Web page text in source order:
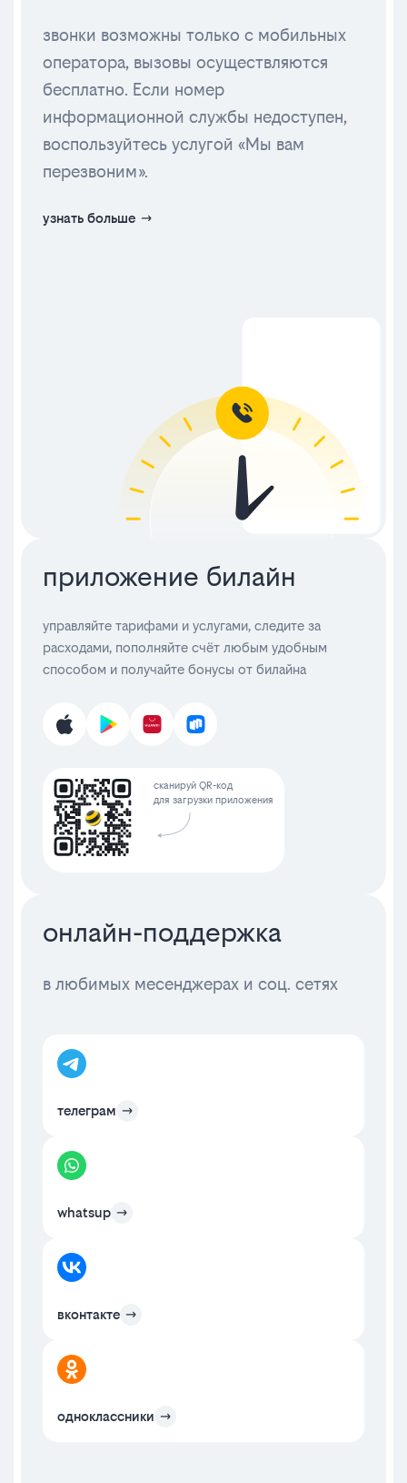
звонки возможны только с мобильных
оператора, вызовы осуществляются
бесплатно. Если номер
информационной службы недоступен,
воспользуйтесь услугой «Мы вам
перезвоним».
узнать больше
приложение билайн
управляйте тарифами и услугами, следите за
расходами, пополняйте счёт любым удобным
способом и получайте бонусы от билайна
сканируй QR-код
для загрузки приложения
онлайн-поддержка
в любимых месенджерах и соц. сетях
телеграм
whatsup
вконтакте
одноклассники